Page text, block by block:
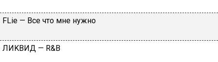
FLiе — Вce чтo мнe нужнo
ЛИKВИД — R&B